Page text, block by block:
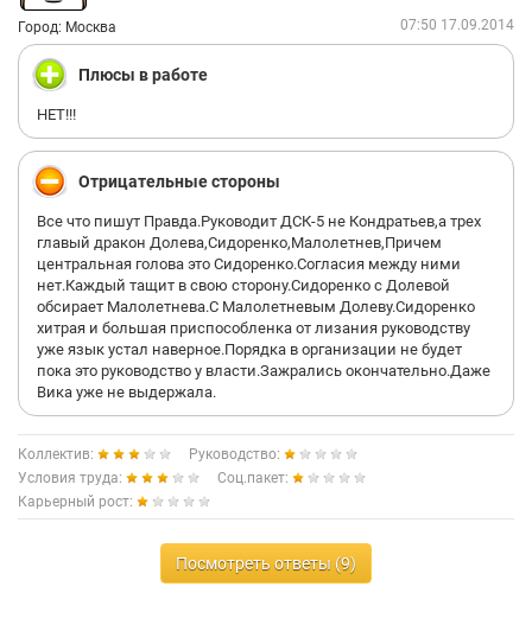
Город: Москва 07:50 17.09.2014
Плюсы в работе
НЕТ!!!
Отрицательные стороны
Все что пишут Правда.Руководит ДСК-5 не Кондратьев,а трех
главый дракон Долева,Сидоренко,Малолетнев,Причем
центральная голова это Сидоренко.Согласия между ними
нет.Каждый тащит в свою сторону.Сидоренко с Долевой
обсирает Малолетнева.С Малолетневым Долеву.Сидоренко
хитрая и большая приспособленка от лизания руководству
уже язык устал наверное.Порядка в организации не будет
пока это руководство у власти.Зажрались окончательно.Даже
Вика уже не выдержала.
Коллектив:
Руководство:
Условия труда:
Соц.пакет:
Карьерный рост:
Посмотреть ответы (9)